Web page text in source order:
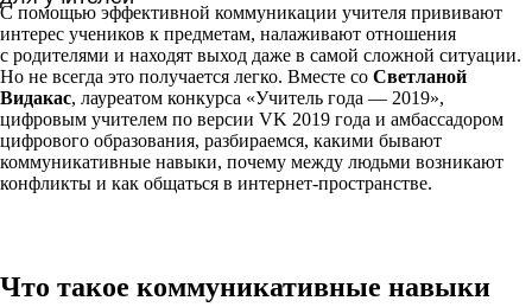
С помощью эффективной коммуникации учителя прививают
интерес учеников к предметам, налаживают отношения
с родителями и находят выход даже в самой сложной ситуации.
Но не всегда это получается легко. Вместе со Светланой
Видакас, лауреатом конкурса «Учитель года — 2019»,
цифровым учителем по версии VK 2019 года и амбассадором
цифрового образования, разбираемся, какими бывают
коммуникативные навыки, почему между людьми возникают
конфликты и как общаться в интернет-пространстве.
Что такое коммуникативные навыки